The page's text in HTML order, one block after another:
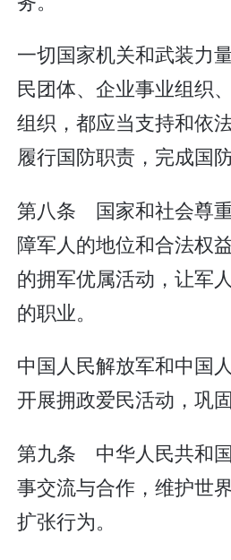
一切国家机关和武装力
民团体、企业事业组织
组织，都应当支持和依
履行国防职责，完成国防
第八条 国家和社会尊
障军人的地位和合法权
的拥军优属活动，让军
的职业。
中国人民解放军和中国
开展拥政爱民活动，巩
第九条 中华人民共和
事交流与合作，维护世
扩张行为。